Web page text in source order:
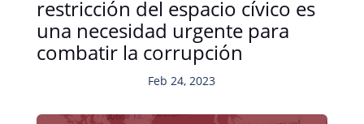
restricción del espacio cívico es
una necesidad urgente para
combatir la corrupción
Feb 24, 2023